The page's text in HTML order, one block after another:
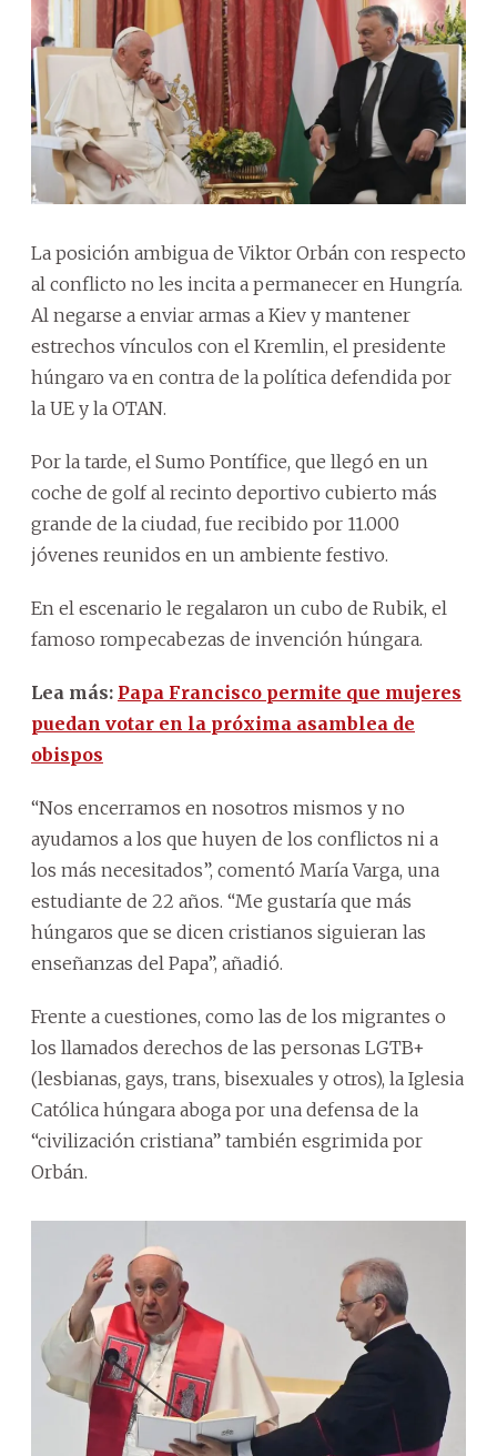
La posición ambigua de Viktor Orbán con respecto
al conflicto no les incita a permanecer en Hungría.
Al negarse a enviar armas a Kiev y mantener
estrechos vínculos con el Kremlin, el presidente
húngaro va en contra de la política defendida por
la UE y la OTAN.
Por la tarde, el Sumo Pontífice, que llegó en un
coche de golf al recinto deportivo cubierto más
grande de la ciudad, fue recibido por 11.000
jóvenes reunidos en un ambiente festivo.
En el escenario le regalaron un cubo de Rubik, el
famoso rompecabezas de invención húngara.
Lea más: Papa Francisco permite que mujeres
puedan votar en la próxima asamblea de
obispos
“Nos encerramos en nosotros mismos y no
ayudamos a los que huyen de los conflictos ni a
los más necesitados”, comentó María Varga, una
estudiante de 22 años. “Me gustaría que más
húngaros que se dicen cristianos siguieran las
enseñanzas del Papa”, añadió.
Frente a cuestiones, como las de los migrantes o
los llamados derechos de las personas LGTB+
(lesbianas, gays, trans, bisexuales y otros), la Iglesia
Católica húngara aboga por una defensa de la
“civilización cristiana” también esgrimida por
Orbán.